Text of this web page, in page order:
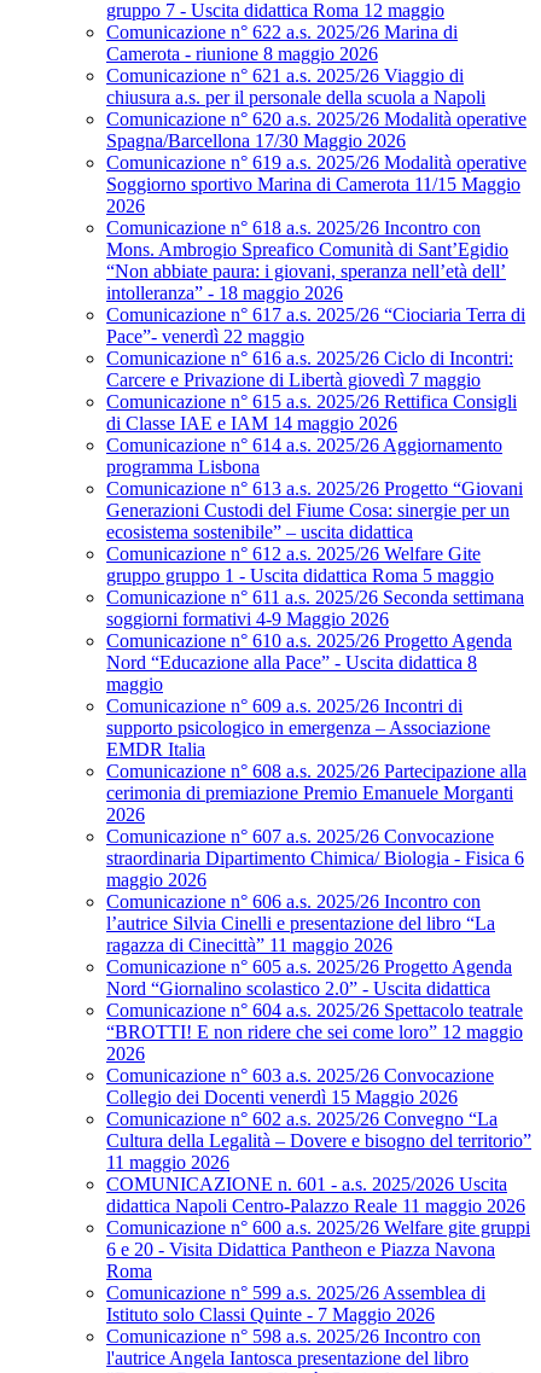
gruppo 7 - Uscita didattica Roma 12 maggio
Comunicazione n° 622 a.s. 2025/26 Marina di
Camerota - riunione 8 maggio 2026
Comunicazione n° 621 a.s. 2025/26 Viaggio di
chiusura a.s. per il personale della scuola a Napoli
Comunicazione n° 620 a.s. 2025/26 Modalità operative
Spagna/Barcellona 17/30 Maggio 2026
Comunicazione n° 619 a.s. 2025/26 Modalità operative
Soggiorno sportivo Marina di Camerota 11/15 Maggio
2026
Comunicazione n° 618 a.s. 2025/26 Incontro con
Mons. Ambrogio Spreafico Comunità di Sant’Egidio
“Non abbiate paura: i giovani, speranza nell’età dell’
intolleranza” - 18 maggio 2026
Comunicazione n° 617 a.s. 2025/26 “Ciociaria Terra di
Pace”- venerdì 22 maggio
Comunicazione n° 616 a.s. 2025/26 Ciclo di Incontri:
Carcere e Privazione di Libertà giovedì 7 maggio
Comunicazione n° 615 a.s. 2025/26 Rettifica Consigli
di Classe IAE e IAM 14 maggio 2026
Comunicazione n° 614 a.s. 2025/26 Aggiornamento
programma Lisbona
Comunicazione n° 613 a.s. 2025/26 Progetto “Giovani
Generazioni Custodi del Fiume Cosa: sinergie per un
ecosistema sostenibile” – uscita didattica
Comunicazione n° 612 a.s. 2025/26 Welfare Gite
gruppo gruppo 1 - Uscita didattica Roma 5 maggio
Comunicazione n° 611 a.s. 2025/26 Seconda settimana
soggiorni formativi 4-9 Maggio 2026
Comunicazione n° 610 a.s. 2025/26 Progetto Agenda
Nord “Educazione alla Pace” - Uscita didattica 8
maggio
Comunicazione n° 609 a.s. 2025/26 Incontri di
supporto psicologico in emergenza – Associazione
EMDR Italia
Comunicazione n° 608 a.s. 2025/26 Partecipazione alla
cerimonia di premiazione Premio Emanuele Morganti
2026
Comunicazione n° 607 a.s. 2025/26 Convocazione
straordinaria Dipartimento Chimica/ Biologia - Fisica 6
maggio 2026
Comunicazione n° 606 a.s. 2025/26 Incontro con
l’autrice Silvia Cinelli e presentazione del libro “La
ragazza di Cinecittà” 11 maggio 2026
Comunicazione n° 605 a.s. 2025/26 Progetto Agenda
Nord “Giornalino scolastico 2.0” - Uscita didattica
Comunicazione n° 604 a.s. 2025/26 Spettacolo teatrale
“BROTTI! E non ridere che sei come loro” 12 maggio
2026
Comunicazione n° 603 a.s. 2025/26 Convocazione
Collegio dei Docenti venerdì 15 Maggio 2026
Comunicazione n° 602 a.s. 2025/26 Convegno “La
Cultura della Legalità – Dovere e bisogno del territorio”
11 maggio 2026
COMUNICAZIONE n. 601 - a.s. 2025/2026 Uscita
didattica Napoli Centro-Palazzo Reale 11 maggio 2026
Comunicazione n° 600 a.s. 2025/26 Welfare gite gruppi
6 e 20 - Visita Didattica Pantheon e Piazza Navona
Roma
Comunicazione n° 599 a.s. 2025/26 Assemblea di
Istituto solo Classi Quinte - 7 Maggio 2026
Comunicazione n° 598 a.s. 2025/26 Incontro con
l'autrice Angela Iantosca presentazione del libro